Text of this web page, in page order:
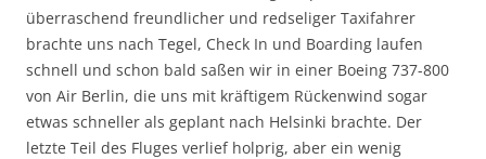
überraschend freundlicher und redseliger Taxifahrer
brachte uns nach Tegel, Check In und Boarding laufen
schnell und schon bald saßen wir in einer Boeing 737-800
von Air Berlin, die uns mit kräftigem Rückenwind sogar
etwas schneller als geplant nach Helsinki brachte. Der
letzte Teil des Fluges verlief holprig, aber ein wenig